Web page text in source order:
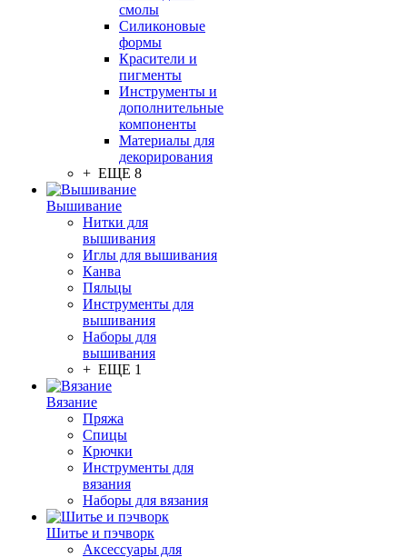
смолы
Силиконовые
формы
Красители и
пигменты
Инструменты и
дополнительные
компоненты
Материалы для
декорирования
+ ЕЩЕ 8
Вышивание
Нитки для
вышивания
Иглы для вышивания
Канва
Пяльцы
Инструменты для
вышивания
Наборы для
вышивания
+ ЕЩЕ 1
Вязание
Пряжа
Спицы
Крючки
Инструменты для
вязания
Наборы для вязания
Шитье и пэчворк
Аксессуары для